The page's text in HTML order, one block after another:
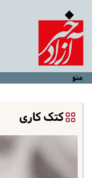
منو
کتک کاری